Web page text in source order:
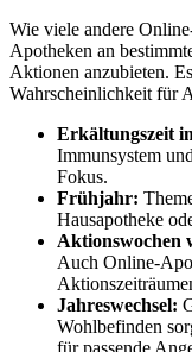
Wie viele andere
Apotheken an
Aktionen anzubieten.
Wahrscheinlichkeit für
Erkältungszeit
Immunsystem
Fokus.
Frühjahr:
Hausapotheke
Aktionswochen
Auch Online-
Jahreswechsel:
Wohlbefinden